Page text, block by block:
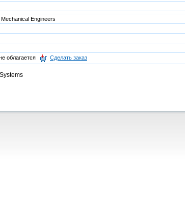
Engineers
облагается Сделать заказ